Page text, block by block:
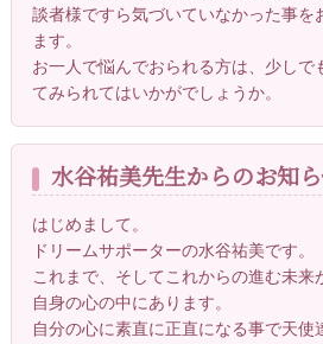
談者様ですら気づいていなかった事を
ます。
お一人で悩んでおられる方は、少しで
てみられてはいかがでしょうか。
水谷祐美先生からのお知
はじめまして。
ドリームサポーターの水谷祐美です。
これまで、そしてこれからの進む未来
自身の心の中にあります。
自分の心に素直に正直になる事で天